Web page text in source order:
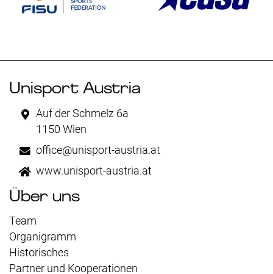
Unisport Austria
Auf der Schmelz 6a
1150 Wien
office@unisport-austria.at
www.unisport-austria.at
Über uns
Team
Organigramm
Historisches
Partner und Kooperationen